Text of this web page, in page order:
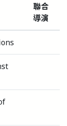
聯合
導演